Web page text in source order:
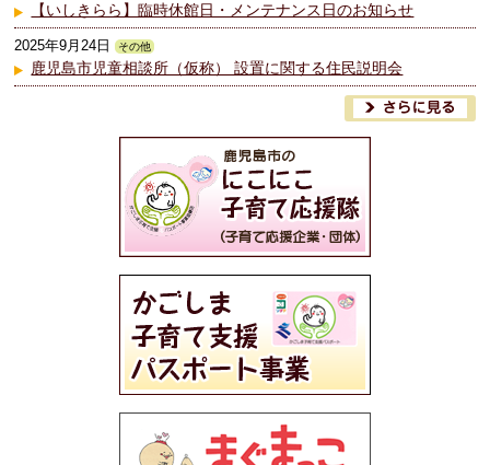
【いしきらら】臨時休館日・メンテナンス日のお知らせ
2025年9月24日 その他
鹿児島市児童相談所（仮称） 設置に関する住民説明会